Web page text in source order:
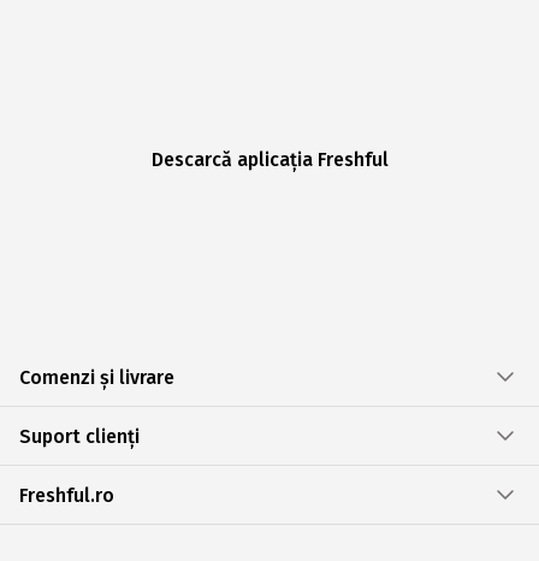
Descarcă aplicația Freshful
Comenzi și livrare
Suport clienți
Freshful.ro